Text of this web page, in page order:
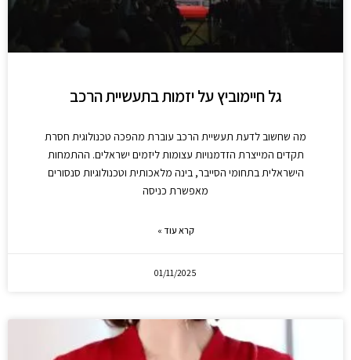
גל חיימוביץ על יזמות בתעשיית הרכב
מה שחשוב לדעת תעשיית הרכב עוברת מהפכה טכנולוגית חסרת
תקדים המייצרת הזדמנויות עצומות ליזמים ישראלים. ההתמחות
הישראלית בתחומי הסייבר, בינה מלאכותית וטכנולוגיות סנסורים
מאפשרת כניסה
קרא עוד »
01/11/2025